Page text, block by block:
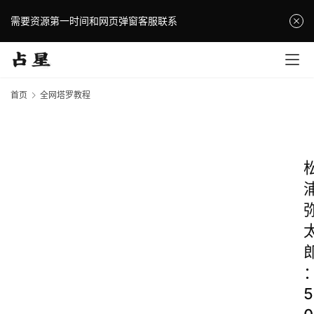
需要资源第一时间和网页弹窗客服联系
首页 全网塔罗教程
5